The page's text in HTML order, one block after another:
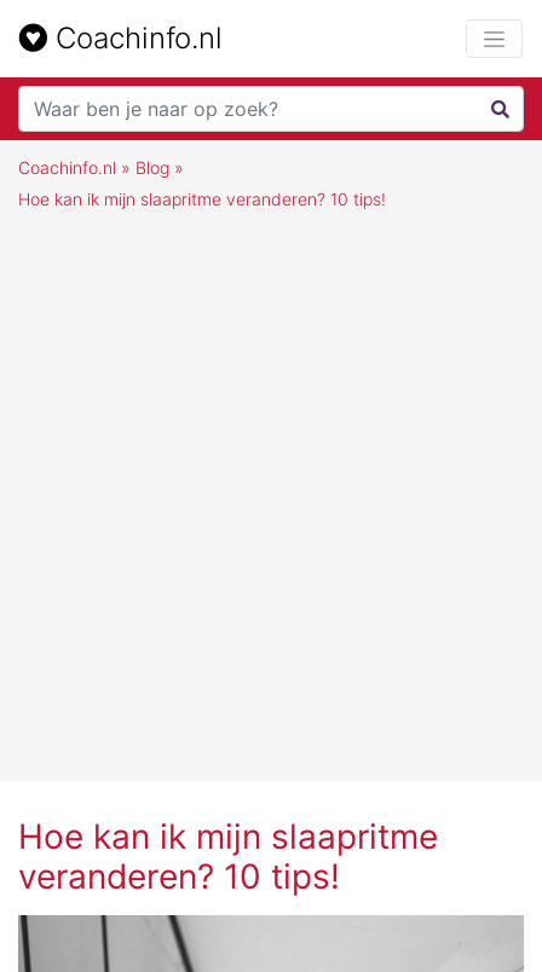
Coachinfo.nl
Coachinfo.nl » Blog »
Hoe kan ik mijn slaapritme veranderen? 10 tips!
Hoe kan ik mijn slaapritme
veranderen? 10 tips!